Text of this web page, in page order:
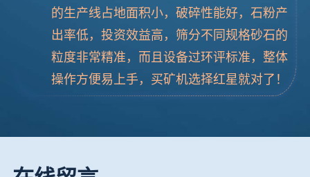
的生产线占地面积小，破碎性能好，石粉产
出率低，投资效益高，筛分不同规格砂石的
粒度非常精准，而且设备过环评标准，整体
操作方便易上手，买矿机选择红星就对了！